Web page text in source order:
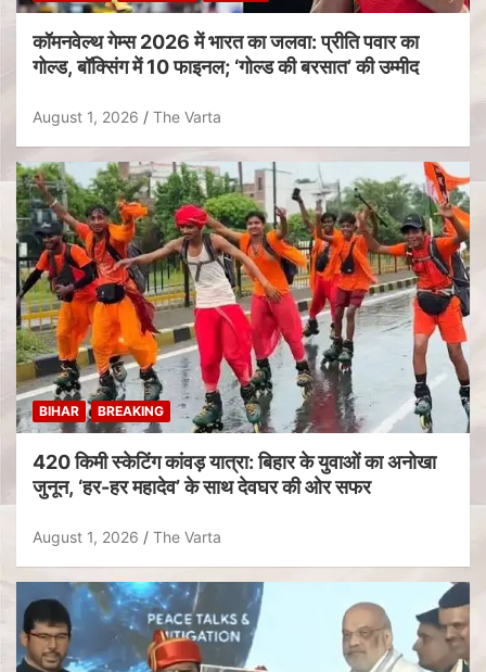
कॉमनवेल्थ गेम्स 2026 में भारत का जलवा: प्रीति पवार का
गोल्ड, बॉक्सिंग में 10 फाइनल; ‘गोल्ड की बरसात’ की उम्मीद
August 1, 2026 The Varta
BIHAR BREAKING
420 किमी स्केटिंग कांवड़ यात्रा: बिहार के युवाओं का अनोखा
जुनून, ‘हर-हर महादेव’ के साथ देवघर की ओर सफर
August 1, 2026 The Varta